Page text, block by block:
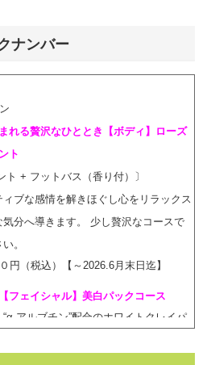
ナンバー
れる贅沢なひととき【ボディ】ローズ
ト
ト + フットバス（香り付）〕
ブな感情を解きほぐし心をリラックス
分へ導きます。 少し贅沢なコースで
。
円（税込）【～2026.6月末日迄】
フェイシャル】美白パックコース
アルブチン”配合のホワイトクレイパ
す。